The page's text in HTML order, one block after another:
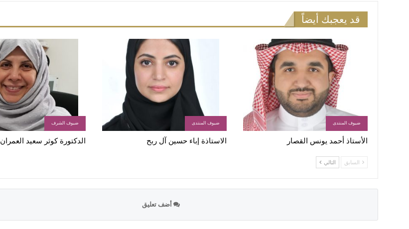
قد يعجبك أيضاً
ضيوف المنتدى
الأستاذ أحمد يونس القصار
ضيوف المنتدى
الاستاذة إباء حسين آل ربح
ضيوف الشرف
الدكتورة كوثر سعيد العمران
السابق التالي
أضف تعليق